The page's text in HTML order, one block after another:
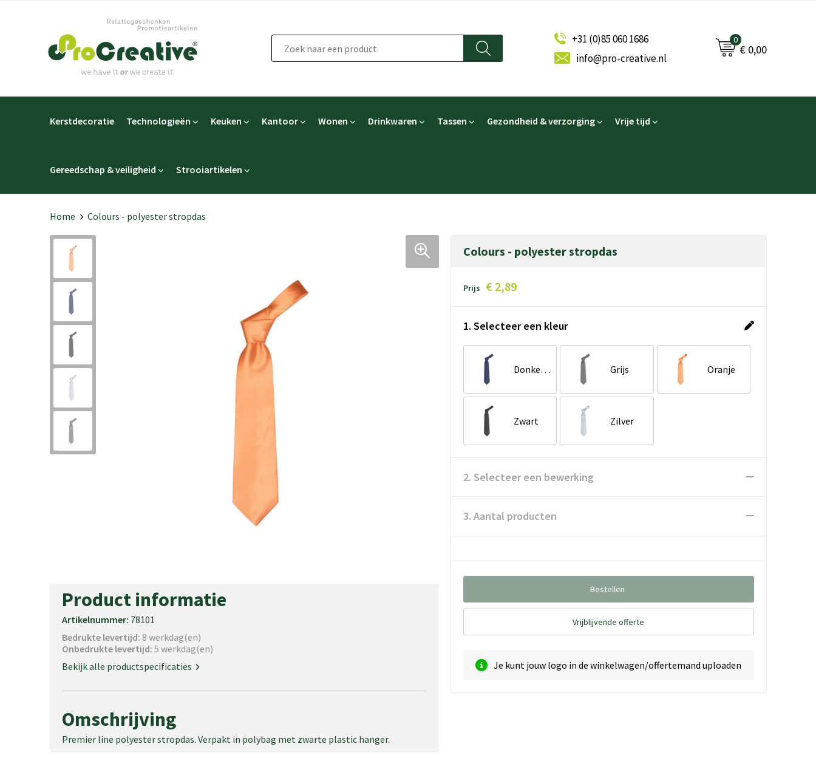
+31 (0)85 060 1686
info@pro-creative.nl
0
€ 0,00
Kerstdecoratie Technologieën Keuken Kantoor Wonen Drinkwaren Tassen Gezondheid & verzorging Vrije tijd
Gereedschap & veiligheid Strooiartikelen
Home Colours - polyester stropdas
Product informatie
Artikelnummer: 78101
Bedrukte levertijd: 8 werkdag(en)
Onbedrukte levertijd: 5 werkdag(en)
Bekijk alle productspecificaties
Omschrijving
Premier line polyester stropdas. Verpakt in polybag met zwarte plastic hanger.
Colours - polyester stropdas
Prijs € 2,89
1. Selecteer een kleur
Donker blauw Grijs Oranje
Zwart Zilver
2. Selecteer een bewerking
3. Aantal producten
Bestellen
Vrijblijvende offerte
Je kunt jouw logo in de winkelwagen/offertemand uploaden